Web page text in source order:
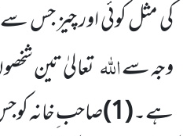
کی مثل کوئی اور چیز جس
وجہ سےاللّٰہتعالیٰ تین
ہے۔(1) صاحب ِخانہ